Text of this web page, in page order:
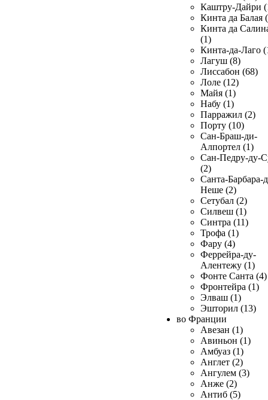
Каштру-Дайри
Кинта да Балая
Кинта да
(1)
Кинта-да-Лаго
Лагуш (8)
Лиссабон (68)
Лоле (12)
Майя (1)
Набу (1)
Парражил (2)
Порту (10)
Сан-Браш-ди-
Алпортел (1)
Сан-Педру-ду-
(2)
Санта-Барбара-
Неше (2)
Сетубал (2)
Силвеш (1)
Синтра (11)
Трофа (1)
Фару (4)
Феррейра-ду-
Алентежу (1)
Фонте Санта (4)
Фронтейра (1)
Элваш (1)
Эшторил (13)
во Франции
Авезан (1)
Авиньон (1)
Амбуаз (1)
Англет (2)
Ангулем (3)
Анже (2)
Антиб (5)